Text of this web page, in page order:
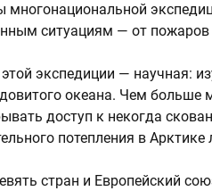
многонациональной
ситуациям — от
экспедиции — научная:
океана. Чем больше
доступ к некогда
потепления в Арктике
стран и Европейский